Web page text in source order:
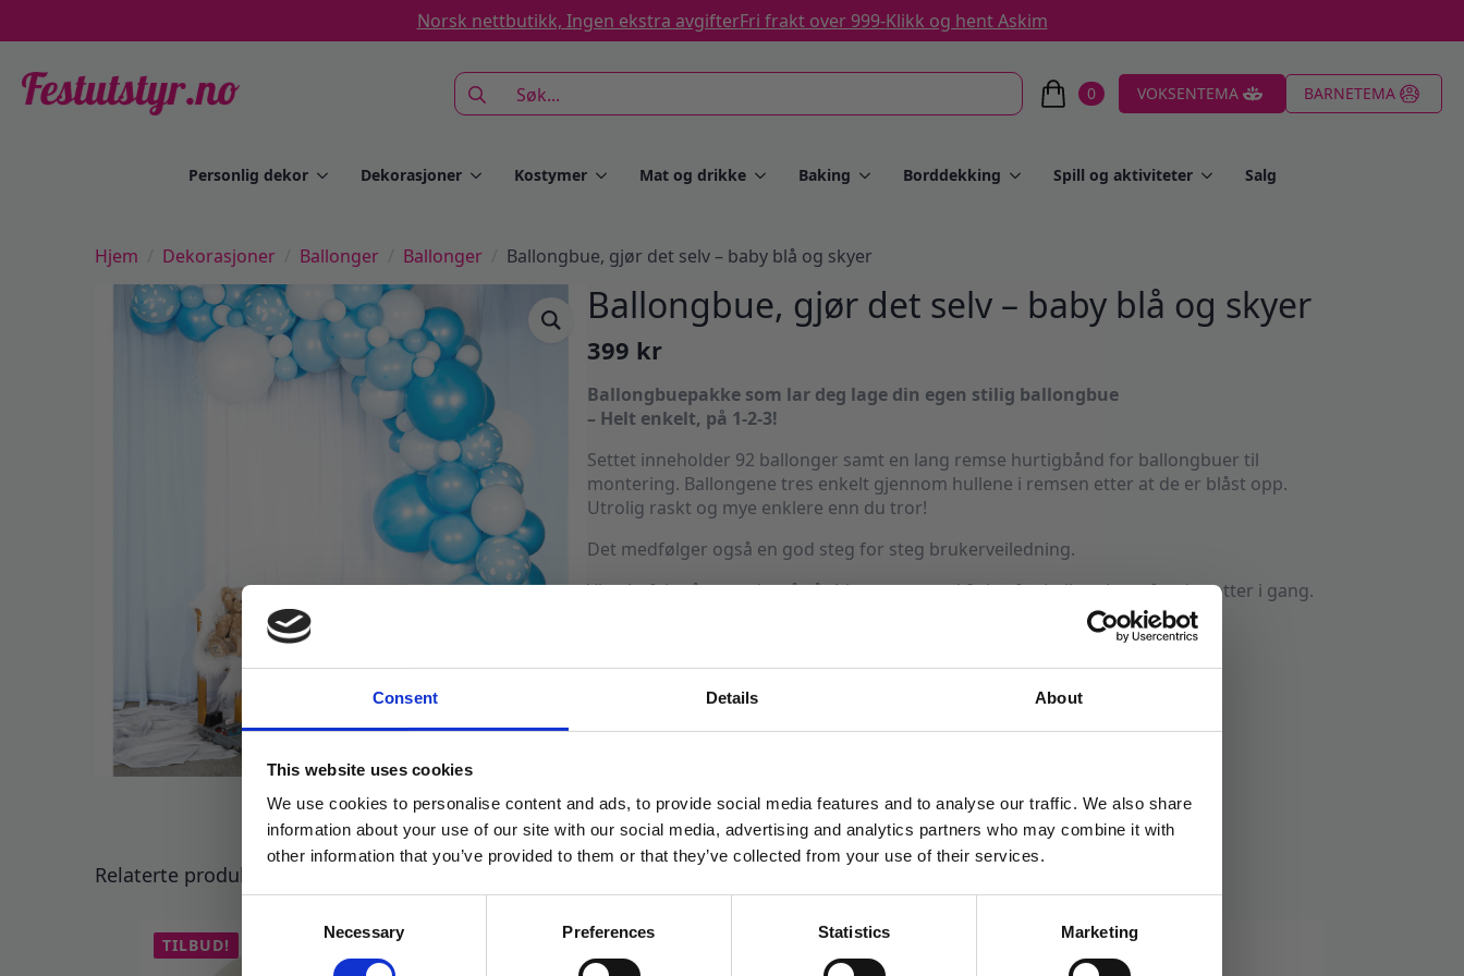
Consent Details About
This website uses cookies
We use cookies to personalise content and ads, to provide social media features and to analyse our traffic. We also share
information about your use of our site with our social media, advertising and analytics partners who may combine it with
other information that you’ve provided to them or that they’ve collected from your use of their services.
Necessary Preferences Statistics Marketing
Norsk nettbutikk, Ingen ekstra avgifterFri frakt over 999-Klikk og hent Askim
Search
for:
0 VOKSENTEMA BARNETEMA
Personlig dekor Dekorasjoner Kostymer Mat og drikke Baking Borddekking Spill og aktiviteter Salg
Hjem Dekorasjoner Ballonger Ballonger Ballongbue, gjør det selv – baby blå og skyer
Ballongbue, gjør det selv – baby blå og skyer
399 kr
Ballongbuepakke som lar deg lage din egen stilig ballongbue
– Helt enkelt, på 1-2-3!
Settet inneholder 92 ballonger samt en lang remse hurtigbånd for ballongbuer til
montering. Ballongene tres enkelt gjennom hullene i remsen etter at de er blåst opp.
Utrolig raskt og mye enklere enn du tror!
Det medfølger også en god steg for steg brukerveiledning.
Vi anbefaler å ta en titt på vår bloggpost med 8 tips for ballongbuer før du setter i gang.
102874Kategorier: Stikkord:Baby,
Relaterte produkter
TILBUD!
få eksklusive tilbud og masse
inspirasjon rett i innboksen